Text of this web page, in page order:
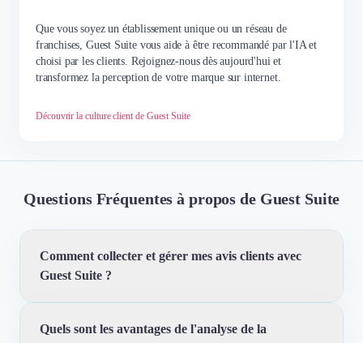
Que vous soyez un établissement unique ou un réseau de
franchises, Guest Suite vous aide à être recommandé par l'IA et
choisi par les clients. Rejoignez-nous dès aujourd'hui et
transformez la perception de votre marque sur internet.
Découvrir la culture client de Guest Suite
Questions Fréquentes à propos de Guest Suite
Comment collecter et gérer mes avis clients avec
Guest Suite ?
Avec Guest Suite, vous pouvez facilement collecter et
Quels sont les avantages de l'analyse de la